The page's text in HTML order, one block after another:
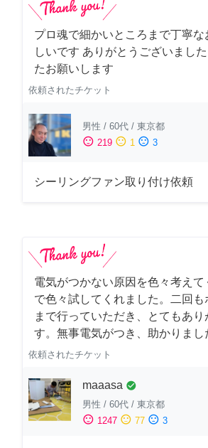
プロ魂で細かいところまで丁寧な
しいです ありがとうございまし
たお願いします
依頼されたチケット
男性 / 60代 / 東京都
sentiment_satisfied 219 sentiment_neutral 1 sentiment_dissatisfied 3
シーリングファン取り付け依頼
電気がつかない原因を色々考えて
で色々試してくれました。二回も
まで行っていただき、とてもあ
す。無事電気がつき、助かりまし
依頼されたチケット
maaasa check_circle
男性 / 60代 / 東京都
sentiment_satisfied 1247 sentiment_neutral 77 sentiment_dissatisfied 3